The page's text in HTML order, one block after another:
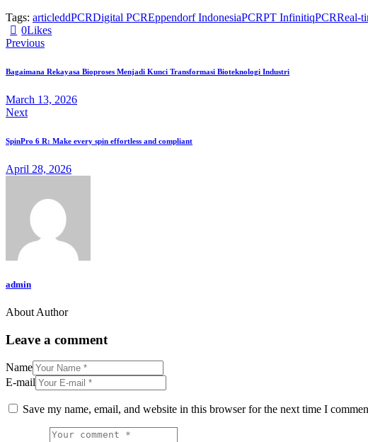
Tags: articleddPCRDigital PCREppendorf IndonesiaPCRPT InfinitiqPCRReal-
0Likes
Post
navigation
Previous
Bagaimana Rekayasa Bioproses Menjadi Kunci Transformasi Bioteknologi Industri
March 13, 2026
Next
SpinPro 6 R: Make every spin effortless and compliant
April 28, 2026
admin
About Author
Leave a comment
Name
E-mail
Save my name, email, and website in this browser for the next time I